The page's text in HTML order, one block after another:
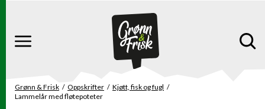
Du er her
Grønn & Frisk Oppskrifter
Kjøtt, fisk og fugl
Lammelår med fløtepoteter